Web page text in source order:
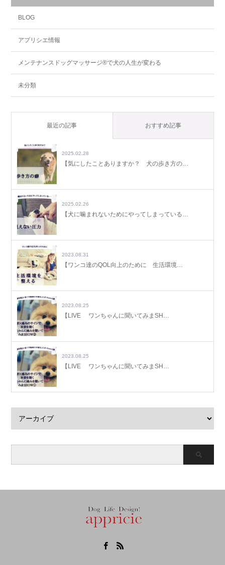
BLOG
アプリシエ情報
メンテナンスドッグマッサージ®で犬の人生が変わる
未分類
最近の記事 おすすめ記事
2025.02.28
【気にしたことありますか？ 犬の歩き方の…
2025.02.26
【犬に噛まれないためにやってしまっている…
2023.08.31
【ワンコ達のQOL向上のために 生活環境…
2023.08.25
【LIVE ワンちゃんに聞いてみまSH…
2023.08.25
【LIVE ワンちゃんに聞いてみまSH…